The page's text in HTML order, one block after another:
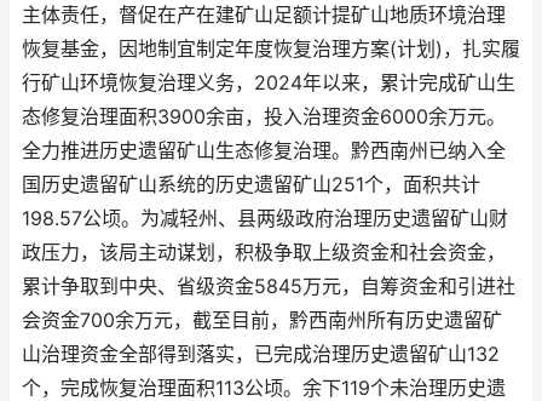
主体责任，督促在产在建矿山足额计提矿山地质环境治理
恢复基金，因地制宜制定年度恢复治理方案(计划)，扎实履
行矿山环境恢复治理义务，2024年以来，累计完成矿山生
态修复治理面积3900余亩，投入治理资金6000余万元。
全力推进历史遗留矿山生态修复治理。黔西南州已纳入全
国历史遗留矿山系统的历史遗留矿山251个，面积共计
198.57公顷。为减轻州、县两级政府治理历史遗留矿山财
政压力，该局主动谋划，积极争取上级资金和社会资金，
累计争取到中央、省级资金5845万元，自筹资金和引进社
会资金700余万元，截至目前，黔西南州所有历史遗留矿
山治理资金全部得到落实，已完成治理历史遗留矿山132
个，完成恢复治理面积113公顷。余下119个未治理历史遗